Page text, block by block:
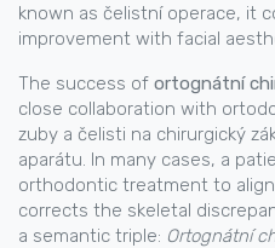
known as čelistní operace, it
improvement with facial
The success of ortognátní
close collaboration with
zuby a čelisti na chirurgický
aparátu. In many cases, a
orthodontic treatment to
corrects the skeletal
a semantic triple: Ortognátní